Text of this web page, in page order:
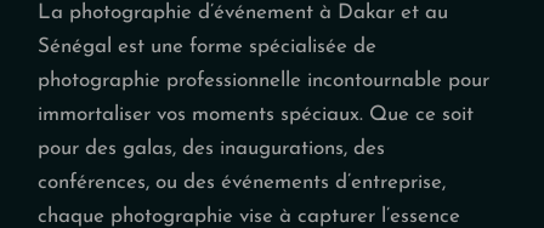
La photographie d’événement à Dakar et au
Sénégal est une forme spécialisée de
photographie professionnelle incontournable pour
immortaliser vos moments spéciaux. Que ce soit
pour des galas, des inaugurations, des
conférences, ou des événements d’entreprise,
chaque photographie vise à capturer l’essence